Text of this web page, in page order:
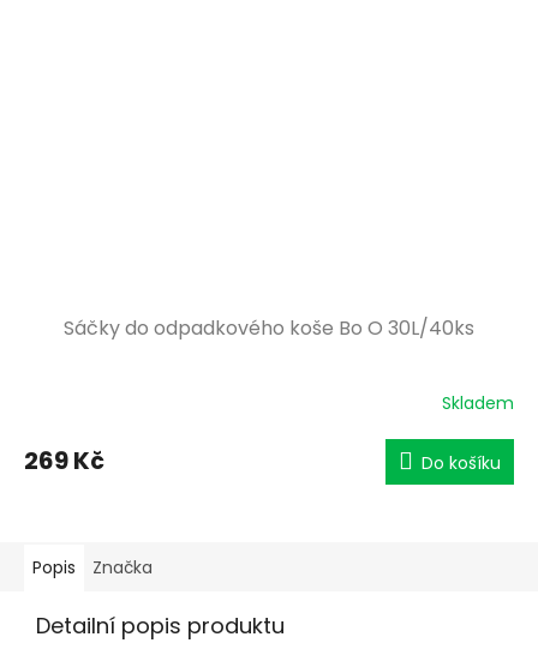
Sáčky do odpadkového koše Bo O 30L/40ks
Skladem
269 Kč Do košíku
Popis Značka
Detailní popis produktu